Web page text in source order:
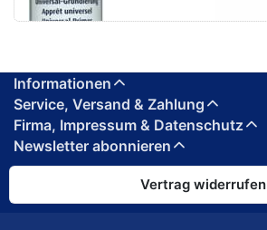
Informationen
Service, Versand & Zahlung
Firma, Impressum & Datenschutz
Newsletter abonnieren
Vertrag widerrufen